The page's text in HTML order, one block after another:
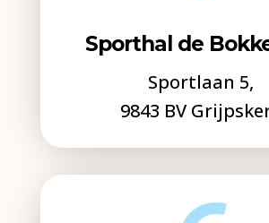
Sporthal de
Sportlaan 5,
9843 BV